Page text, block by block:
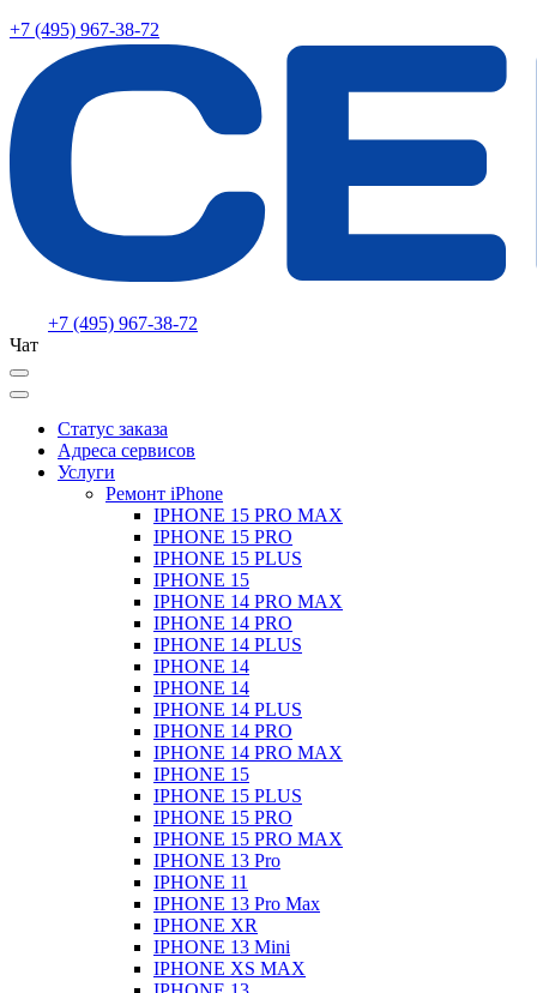
+7 (495) 967-38-72
+7 (495) 967-38-72
Чат
Статус заказа
Адреса сервисов
Услуги
Ремонт iPhone
IPHONE 15 PRO MAX
IPHONE 15 PRO
IPHONE 15 PLUS
IPHONE 15
IPHONE 14 PRO MAX
IPHONE 14 PRO
IPHONE 14 PLUS
IPHONE 14
IPHONE 14
IPHONE 14 PLUS
IPHONE 14 PRO
IPHONE 14 PRO MAX
IPHONE 15
IPHONE 15 PLUS
IPHONE 15 PRO
IPHONE 15 PRO MAX
IPHONE 13 Pro
IPHONE 11
IPHONE 13 Pro Max
IPHONE XR
IPHONE 13 Mini
IPHONE XS MAX